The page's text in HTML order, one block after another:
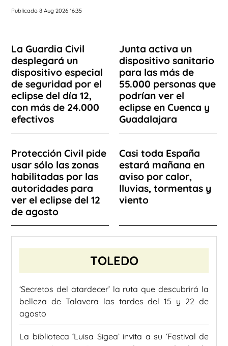
Publicado 8 Aug 2026 16:35
La Guardia Civil
desplegará un
dispositivo especial
de seguridad por el
eclipse del día 12,
con más de 24.000
efectivos
Junta activa un
dispositivo sanitario
para las más de
55.000 personas que
podrían ver el
eclipse en Cuenca y
Guadalajara
Protección Civil pide
usar sólo las zonas
habilitadas por las
autoridades para
ver el eclipse del 12
de agosto
Casi toda España
estará mañana en
aviso por calor,
lluvias, tormentas y
viento
TOLEDO
‘Secretos del atardecer’ la ruta que descubrirá la
belleza de Talavera las tardes del 15 y 22 de
agosto
La biblioteca ‘Luisa Sigea’ invita a su ‘Festival de